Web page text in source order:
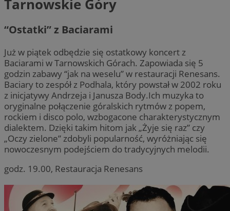
Tarnowskie Góry
“Ostatki” z Baciarami
Już w piątek odbędzie się ostatkowy koncert z
Baciarami w Tarnowskich Górach. Zapowiada się 5
godzin zabawy “jak na weselu” w restauracji Renesans.
Baciary to zespół z Podhala, który powstał w 2002 roku
z inicjatywy Andrzeja i Janusza Body.Ich muzyka to
oryginalne połączenie góralskich rytmów z popem,
rockiem i disco polo, wzbogacone charakterystycznym
dialektem. Dzięki takim hitom jak „Żyje się raz” czy
„Oczy zielone” zdobyli popularność, wyróżniając się
nowoczesnym podejściem do tradycyjnych melodii.
godz. 19.00, Restauracja Renesans